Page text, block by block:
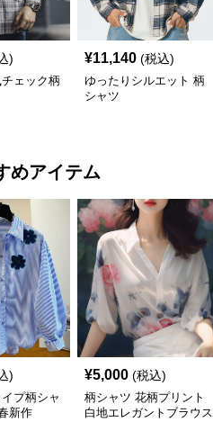
)
ェック柄
¥11,140 (税込)
ゆったりシルエット 柄
シャツ
めアイテム
)
プ柄シャ
新作
¥5,000 (税込)
柄シャツ 花柄プリント
白地エレガントブラウス